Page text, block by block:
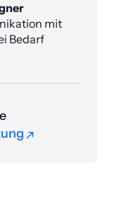
mit
Bedarf